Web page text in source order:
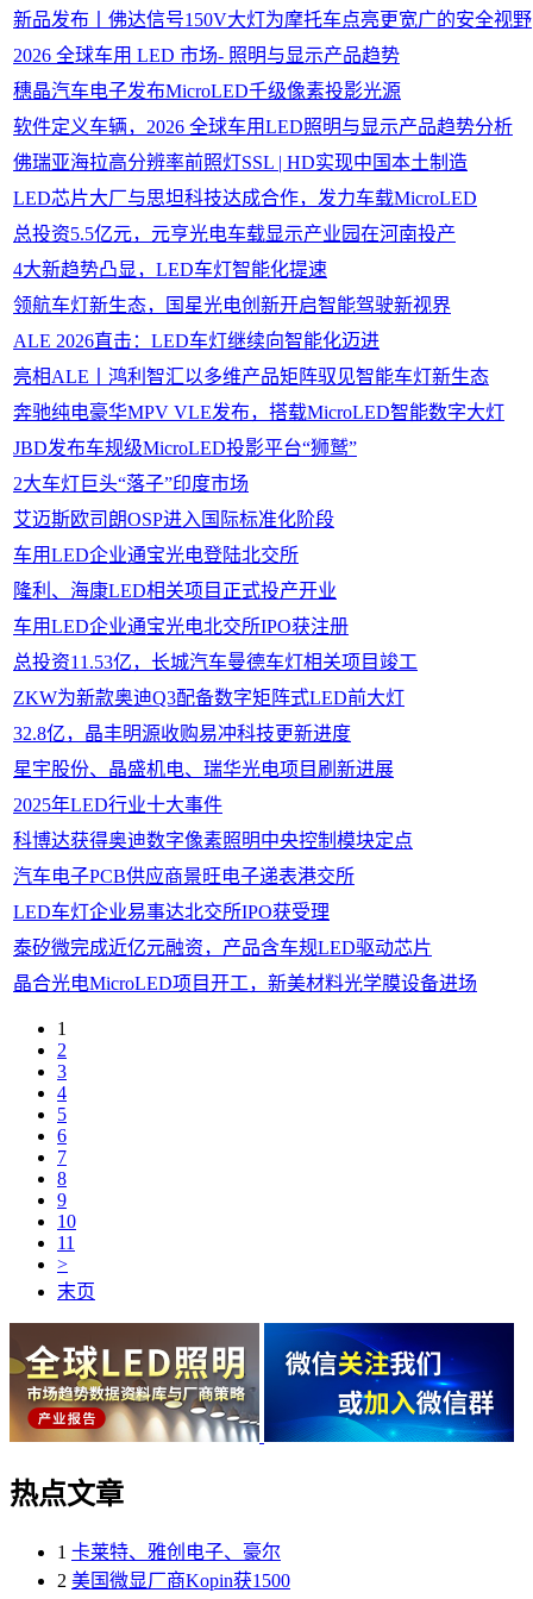
新品发布丨佛达信号150V大灯为摩托车点亮更宽广的安全视野
2026 全球车用 LED 市场- 照明与显示产品趋势
穗晶汽车电子发布MicroLED千级像素投影光源
软件定义车辆，2026 全球车用LED照明与显示产品趋势分析
佛瑞亚海拉高分辨率前照灯SSL | HD实现中国本土制造
LED芯片大厂与思坦科技达成合作，发力车载MicroLED
总投资5.5亿元，元亨光电车载显示产业园在河南投产
4大新趋势凸显，LED车灯智能化提速
领航车灯新生态，国星光电创新开启智能驾驶新视界
ALE 2026直击：LED车灯继续向智能化迈进
亮相ALE丨鸿利智汇以多维产品矩阵驭见智能车灯新生态
奔驰纯电豪华MPV VLE发布，搭载MicroLED智能数字大灯
JBD发布车规级MicroLED投影平台“狮鹫”
2大车灯巨头“落子”印度市场
艾迈斯欧司朗OSP进入国际标准化阶段
车用LED企业通宝光电登陆北交所
隆利、海康LED相关项目正式投产开业
车用LED企业通宝光电北交所IPO获注册
总投资11.53亿，长城汽车曼德车灯相关项目竣工
ZKW为新款奥迪Q3配备数字矩阵式LED前大灯
32.8亿，晶丰明源收购易冲科技更新进度
星宇股份、晶盛机电、瑞华光电项目刷新进展
2025年LED行业十大事件
科博达获得奥迪数字像素照明中央控制模块定点
汽车电子PCB供应商景旺电子递表港交所
LED车灯企业易事达北交所IPO获受理
泰矽微完成近亿元融资，产品含车规LED驱动芯片
晶合光电MicroLED项目开工，新美材料光学膜设备进场
1
2
3
4
5
6
7
8
9
10
11
>
末页
热点文章
1 卡莱特、雅创电子、豪尔
2 美国微显厂商Kopin获1500